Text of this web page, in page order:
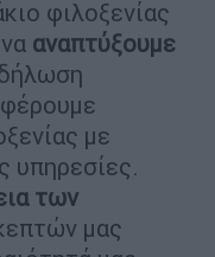
φιλοξενίας
αναπτύξουμε
με
υπηρεσίες.
των
μας